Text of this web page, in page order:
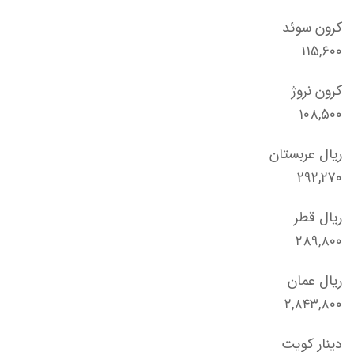
کرون سوئد
۱۱۵,۶۰۰
کرون نروژ
۱۰۸,۵۰۰
ریال عربستان
۲۹۲,۲۷۰
ریال قطر
۲۸۹,۸۰۰
ریال عمان
۲,۸۴۳,۸۰۰
دینار کویت